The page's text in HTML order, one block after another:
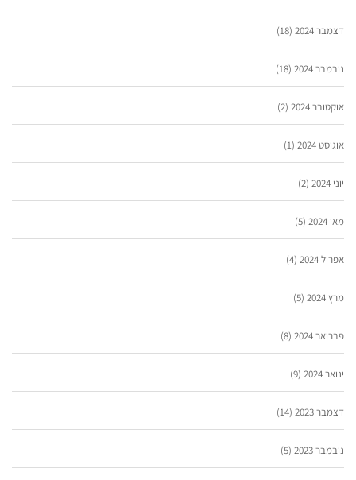
דצמבר 2024 (18)
נובמבר 2024 (18)
אוקטובר 2024 (2)
אוגוסט 2024 (1)
יוני 2024 (2)
מאי 2024 (5)
אפריל 2024 (4)
מרץ 2024 (5)
פברואר 2024 (8)
ינואר 2024 (9)
דצמבר 2023 (14)
נובמבר 2023 (5)